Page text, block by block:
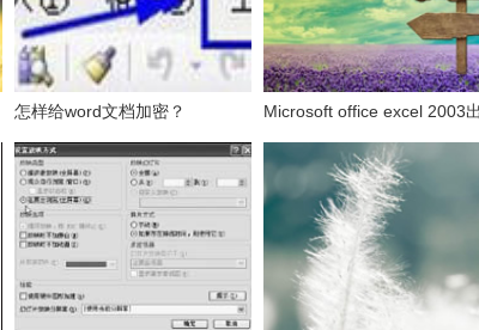
怎样给word文档加密？
Microsoft office excel 2003
发送错误报告怎么办？